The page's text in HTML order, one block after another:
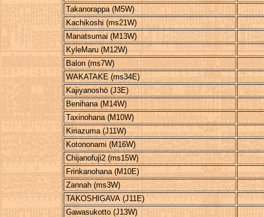
Takanorappa (M5W)
Kachikoshi (ms21W)
Manatsumai (M13W)
KyleMaru (M12W)
Balon (ms7W)
WAKATAKE (ms34E)
Kajiyanoshō (J3E)
Benihana (M14W)
Taxinohana (M10W)
Kiriazuma (J11W)
Kotononami (M16W)
Chijanofuji2 (ms15W)
Frinkanohana (M10E)
Zannah (ms3W)
TAKOSHIGAVA (J11E)
Gawasukotto (J13W)